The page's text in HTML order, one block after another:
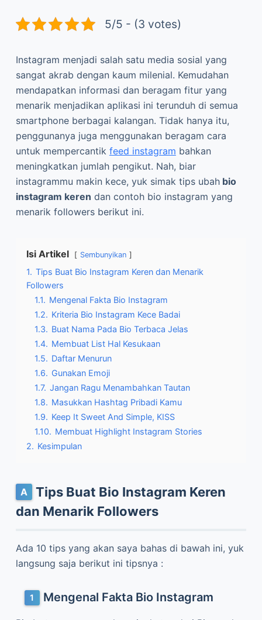
5/5 - (3 votes)
Instagram menjadi salah satu media sosial yang
sangat akrab dengan kaum milenial. Kemudahan
mendapatkan informasi dan beragam fitur yang
menarik menjadikan aplikasi ini terunduh di semua
smartphone berbagai kalangan. Tidak hanya itu,
penggunanya juga menggunakan beragam cara
untuk mempercantik feed instagram bahkan
meningkatkan jumlah pengikut. Nah, biar
instagrammu makin kece, yuk simak tips ubahbio
instagram keren dan contoh bio instagram yang
menarik followers berikut ini.
Isi Artikel Sembunyikan
1. Tips Buat Bio Instagram Keren dan Menarik
Followers
1.1. Mengenal Fakta Bio Instagram
1.2. Kriteria Bio Instagram Kece Badai
1.3. Buat Nama Pada Bio Terbaca Jelas
1.4. Membuat List Hal Kesukaan
1.5. Daftar Menurun
1.6. Gunakan Emoji
1.7. Jangan Ragu Menambahkan Tautan
1.8. Masukkan Hashtag Pribadi Kamu
1.9. Keep It Sweet And Simple, KISS
1.10. Membuat Highlight Instagram Stories
2. Kesimpulan
Tips Buat Bio Instagram Keren
dan Menarik Followers
Ada 10 tips yang akan saya bahas di bawah ini, yuk
langsung saja berikut ini tipsnya :
Mengenal Fakta Bio Instagram